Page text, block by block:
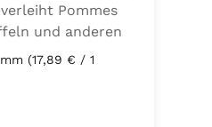
Pommes
und anderen
den perfekten
ohne
Die feine
glutenfrei und
(17,89 € / 1